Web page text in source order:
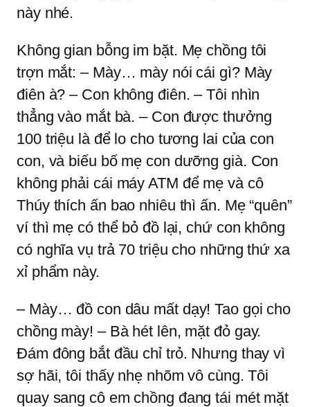
này nhé.
Không gian bỗng im bặt. Mẹ chồng tôi
trợn mắt: – Mày… mày nói cái gì? Mày
điên à? – Con không điên. – Tôi nhìn
thẳng vào mắt bà. – Con được thưởng
100 triệu là để lo cho tương lai của con
con, và biếu bố mẹ con dưỡng già. Con
không phải cái máy ATM để mẹ và cô
Thúy thích ấn bao nhiêu thì ấn. Mẹ “quên”
ví thì mẹ có thể bỏ đồ lại, chứ con không
có nghĩa vụ trả 70 triệu cho những thứ xa
xỉ phẩm này.
– Mày… đồ con dâu mất dạy! Tao gọi cho
chồng mày! – Bà hét lên, mặt đỏ gay.
Đám đông bắt đầu chỉ trỏ. Nhưng thay vì
sợ hãi, tôi thấy nhẹ nhõm vô cùng. Tôi
quay sang cô em chồng đang tái mét mặt